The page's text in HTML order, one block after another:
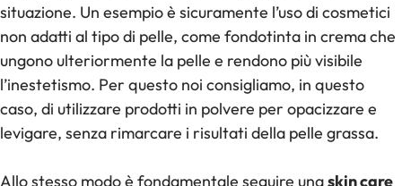
situazione. Un esempio è sicuramente l’uso di cosmetici
non adatti al tipo di pelle, come fondotinta in crema che
ungono ulteriormente la pelle e rendono più visibile
l’inestetismo. Per questo noi consigliamo, in questo
caso, di utilizzare prodotti in polvere per opacizzare e
levigare, senza rimarcare i risultati della pelle grassa.
Allo stesso modo è fondamentale seguire unaskin care